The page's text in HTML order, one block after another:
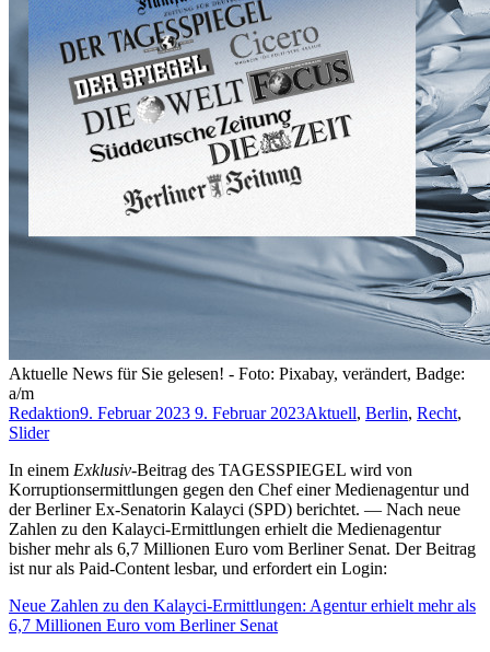
Aktuelle News für Sie gelesen! - Foto: Pixabay, verändert, Badge:
a/m
Redaktion9. Februar 2023 9. Februar 2023Aktuell, Berlin, Recht,
Slider
In einem Exklusiv-Beitrag des TAGESSPIEGEL wird von
Korruptionsermittlungen gegen den Chef einer Medienagentur und
der Berliner Ex-Senatorin Kalayci (SPD) berichtet. — Nach neue
Zahlen zu den Kalayci-Ermittlungen erhielt die Medienagentur
bisher mehr als 6,7 Millionen Euro vom Berliner Senat. Der Beitrag
ist nur als Paid-Content lesbar, und erfordert ein Login:
Neue Zahlen zu den Kalayci-Ermittlungen: Agentur erhielt mehr als
6,7 Millionen Euro vom Berliner Senat